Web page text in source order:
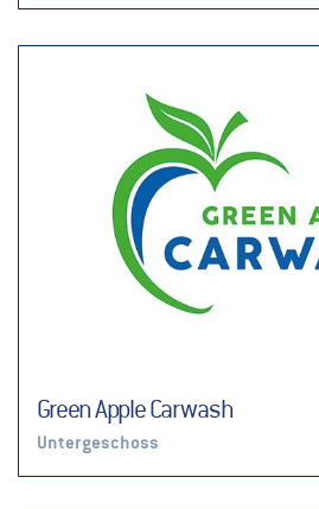
Green Apple Carwash
Untergeschoss